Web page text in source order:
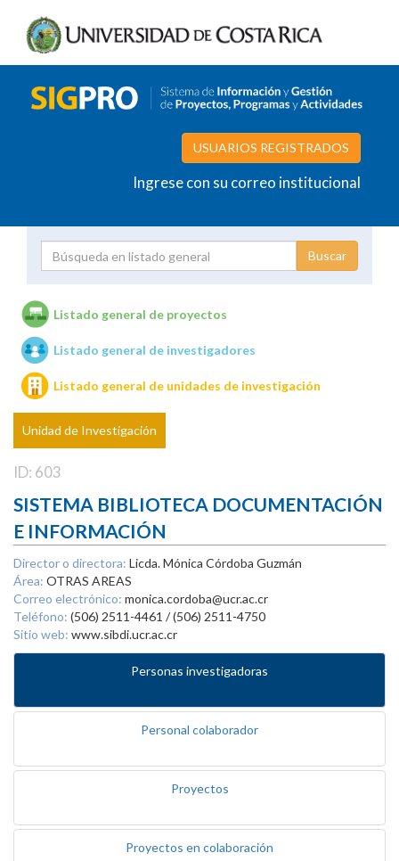
USUARIOS REGISTRADOS
Ingrese con su correo institucional
Unidades de investigación
Listado general de proyectos
Listado general de investigadores
Listado general de unidades de investigación
Unidad de Investigación
ID: 603
SISTEMA BIBLIOTECA DOCUMENTACIÓN
E INFORMACIÓN
Director o directora: Licda. Mónica Córdoba Guzmán
Área: OTRAS AREAS
Correo electrónico: monica.cordoba@ucr.ac.cr
Teléfono: (506) 2511-4461 / (506) 2511-4750
Sitio web: www.sibdi.ucr.ac.cr
Personas investigadoras
Personal colaborador
Proyectos
Proyectos en colaboración